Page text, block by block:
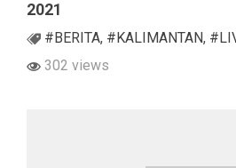
2021
#BERITA, #KALIMANTAN,
302 views